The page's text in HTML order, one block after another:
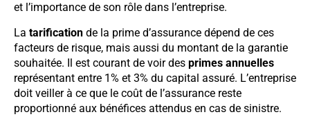
et l’importance de son rôle dans l’entreprise.
La tarification de la prime d’assurance dépend de ces
facteurs de risque, mais aussi du montant de la garantie
souhaitée. Il est courant de voir des primes annuelles
représentant entre 1% et 3% du capital assuré. L’entreprise
doit veiller à ce que le coût de l’assurance reste
proportionné aux bénéfices attendus en cas de sinistre.